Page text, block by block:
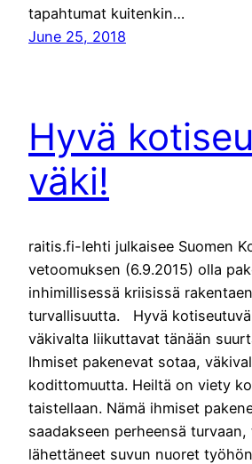
tapahtumat kuitenkin…
June 25, 2018
Hyvä
väki!
raitis.fi-lehti julkaisee Suomen
vetoomuksen (6.9.2015) olla
inhimillisessä kriisissä
turvallisuutta. Hyvä
väkivalta liikuttavat tänään
Ihmiset pakenevat sotaa,
kodittomuutta. Heiltä on viety
taistellaan. Nämä ihmiset
saadakseen perheensä
lähettäneet suvun nuoret